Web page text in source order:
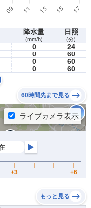
降水量
(mm/h)
日照
(分)
0
24
0
60
0
60
0 60
60時間先まで見る
もっと見る